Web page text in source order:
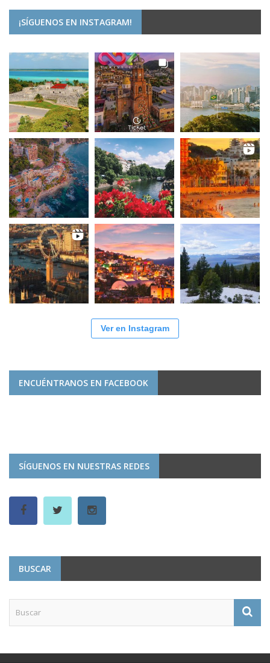
¡SÍGUENOS EN INSTAGRAM!
Ver en Instagram
ENCUÉNTRANOS EN FACEBOOK
SÍGUENOS EN NUESTRAS REDES
BUSCAR